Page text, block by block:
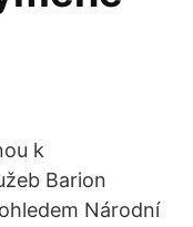
k
Barion
Národní